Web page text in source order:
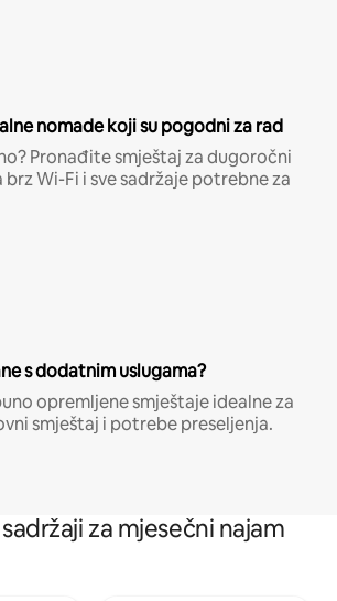
nomade koji su pogodni za rad
Pronađite smještaj za dugoročni
Wi-Fi i sve sadržaje potrebne za
s dodatnim uslugama?
opremljene smještaje idealne za
smještaj i potrebe preseljenja.
za mjesečni najam